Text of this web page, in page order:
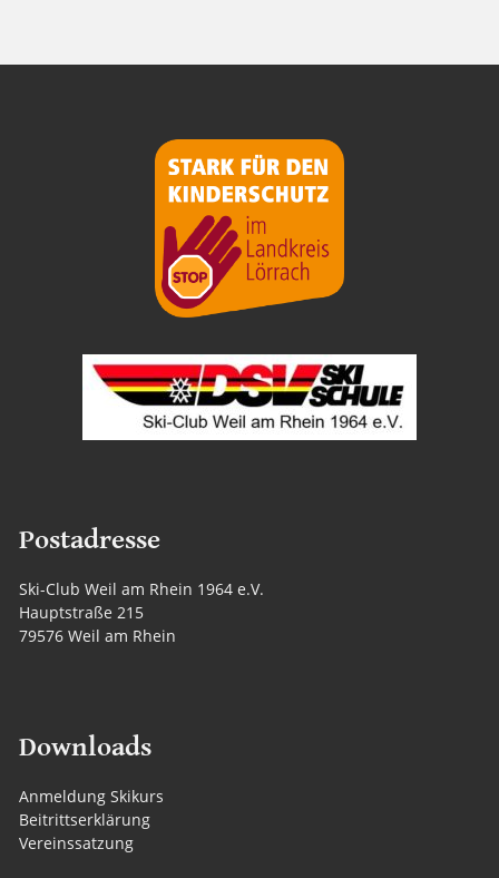
Postadresse
Ski-Club Weil am Rhein 1964 e.V.
Hauptstraße 215
79576 Weil am Rhein
Downloads
Anmeldung Skikurs
Beitrittserklärung
Vereinssatzung